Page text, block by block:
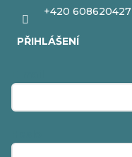
+420 608620427
PŘIHLÁŠENÍ